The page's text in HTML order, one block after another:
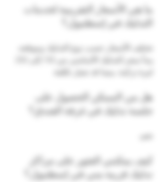
ما هي الأسعار التقريبية لخدمات
التدليك في إسطنبول؟
تختلف الأسعار حسب نوع التدليك وموقعه.
ليرة تركية، بينما قد تصل تكلفة
هل من الممكن الحصول على
جلسة تدليك في غرفة الفندق؟
نعم،
كيف يمكنني العثور على مراكز
تدليك قريبة مني في إسطنبول؟